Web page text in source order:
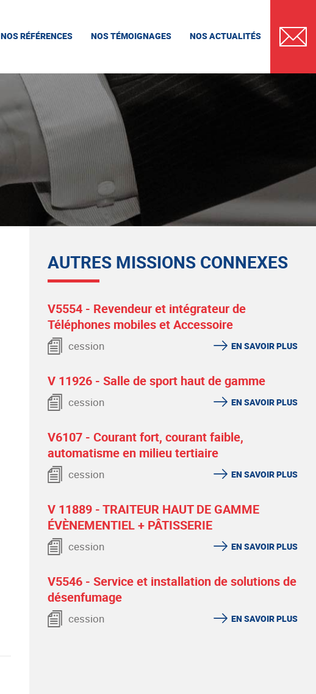
NOS RÉFÉRENCES NOS TÉMOIGNAGES NOS ACTUALITÉS
AUTRES MISSIONS CONNEXES
V5554 - Revendeur et intégrateur de
Téléphones mobiles et Accessoire
cession EN SAVOIR PLUS
V 11926 - Salle de sport haut de gamme
cession EN SAVOIR PLUS
V6107 - Courant fort, courant faible,
automatisme en milieu tertiaire
cession EN SAVOIR PLUS
V 11889 - TRAITEUR HAUT DE GAMME
ÉVÈNEMENTIEL + PÂTISSERIE
cession EN SAVOIR PLUS
V5546 - Service et installation de solutions de
désenfumage
cession EN SAVOIR PLUS